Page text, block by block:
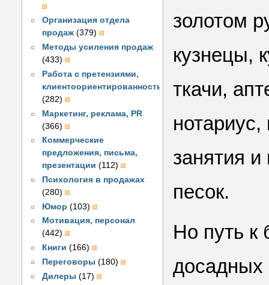
Организация отдела
продаж (379)
Методы усиления продаж
(433)
Работа с претензиями,
клиентоориентированность
(282)
Маркетинг, реклама, PR
(366)
Коммерческие
предложения, письма,
презентации (112)
Психология в продажах
(280)
Юмор (103)
Мотивация, персонал
(442)
Книги (166)
Переговоры (180)
Дилеры (17)
золотом
кузнецы,
ткачи,
занятия
песок.
Но путь к
досадных